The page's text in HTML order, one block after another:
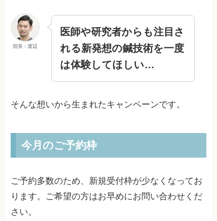
院長：渡辺
医師や研究者からも注目さ
れる新発想の鍼技術を一度
は体験してほしい…
そんな想いから生まれたキャンペーンです。
今月のご予約枠
ご予約多数のため、新規受付枠が少なくなってお
ります。ご希望の方はお早めにお問い合わせくだ
さい。